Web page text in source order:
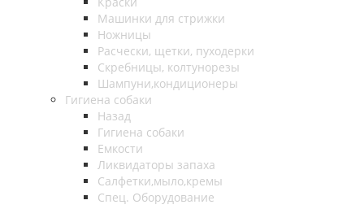
Машинки для стрижки
Ножницы
Расчески, щетки, пуходерки
Скребницы, колтунорезы
Шампуни,кондиционеры
Гигиена собаки
Назад
Гигиена собаки
Емкости
Ликвидаторы запаха
Салфетки,мыло,кремы
Спец. Оборудование